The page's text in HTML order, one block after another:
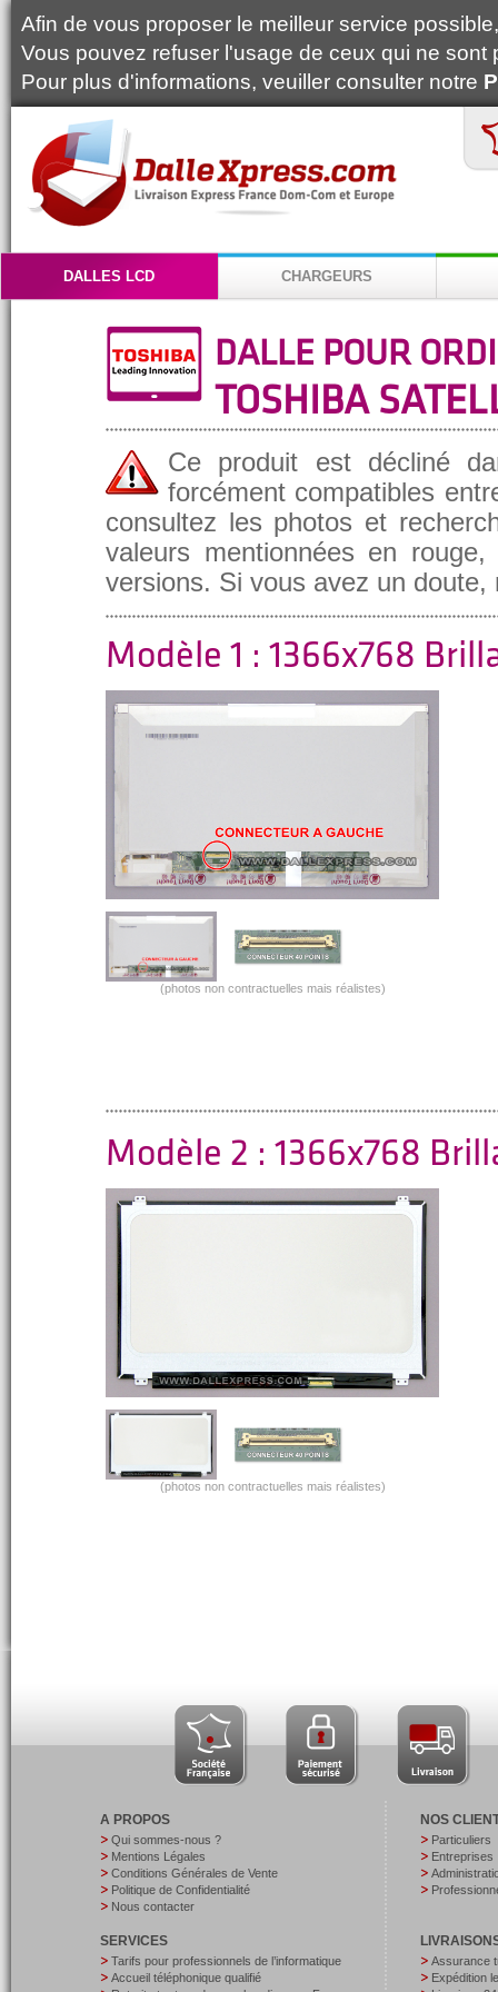
Afin de vous proposer le meilleur service
Vous pouvez refuser l'usage de ceux qui ne
Pour plus d'informations, veuiller consulter notre
DALLES LCD CHARGEURS
DALLE POUR
TOSHIBA
Ce produit est décliné
forcément compatibles
consultez les photos et
valeurs mentionnées en
versions. Si vous avez un
Modèle 1 : 1366x768
(photos non contractuelles mais réalistes)
Modèle 2 : 1366x768
(photos non contractuelles mais réalistes)
A PROPOS
Qui sommes-nous ?
Mentions Légales
Conditions Générales de Vente
Politique de Confidentialité
Nous contacter
SERVICES
Tarifs pour professionnels de l’informatique
Accueil téléphonique qualifié
NOS
Particuliers
Entreprises
Assurance
Expédition